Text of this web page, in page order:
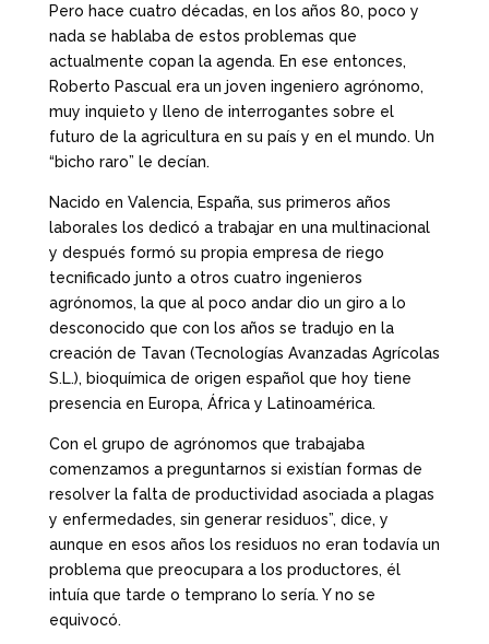
Pero hace cuatro décadas, en los años 80, poco y
nada se hablaba de estos problemas que
actualmente copan la agenda. En ese entonces,
Roberto Pascual era un joven ingeniero agrónomo,
muy inquieto y lleno de interrogantes sobre el
futuro de la agricultura en su país y en el mundo. Un
“bicho raro” le decían.
Nacido en Valencia, España, sus primeros años
laborales los dedicó a trabajar en una multinacional
y después formó su propia empresa de riego
tecnificado junto a otros cuatro ingenieros
agrónomos, la que al poco andar dio un giro a lo
desconocido que con los años se tradujo en la
creación de Tavan (Tecnologías Avanzadas Agrícolas
S.L.), bioquímica de origen español que hoy tiene
presencia en Europa, África y Latinoamérica.
Con el grupo de agrónomos que trabajaba
comenzamos a preguntarnos si existían formas de
resolver la falta de productividad asociada a plagas
y enfermedades, sin generar residuos”, dice, y
aunque en esos años los residuos no eran todavía un
problema que preocupara a los productores, él
intuía que tarde o temprano lo sería. Y no se
equivocó.